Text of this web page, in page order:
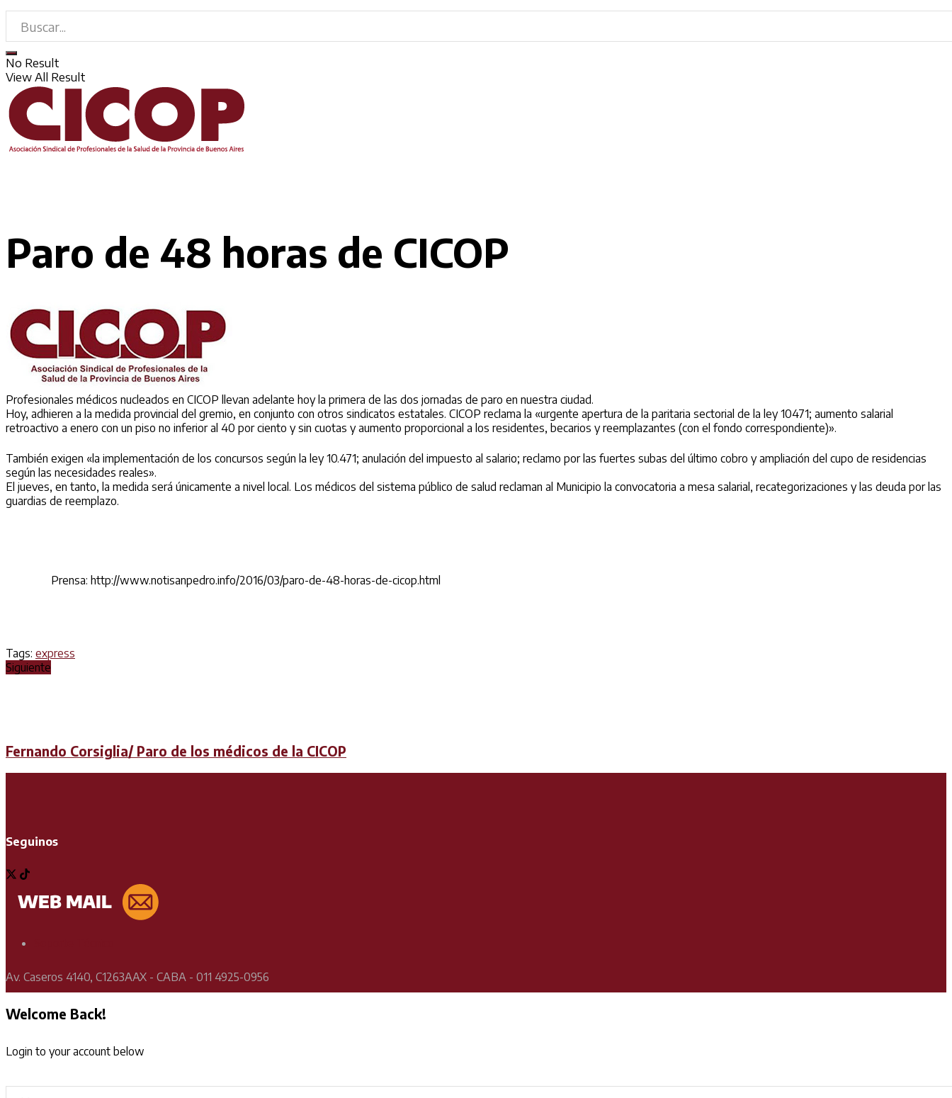
No Result
View All Result
Paro de 48 horas de CICOP
Profesionales médicos nucleados en CICOP llevan adelante hoy la primera de las dos jornadas de paro en nuestra ciudad.
Hoy, adhieren a la medida provincial del gremio, en conjunto con otros sindicatos estatales. CICOP reclama la «urgente apertura de la paritaria sectorial de la ley 10471; aumento salarial
retroactivo a enero con un piso no inferior al 40 por ciento y sin cuotas y aumento proporcional a los residentes, becarios y reemplazantes (con el fondo correspondiente)».
También exigen «la implementación de los concursos según la ley 10.471; anulación del impuesto al salario; reclamo por las fuertes subas del último cobro y ampliación del cupo de residencias
según las necesidades reales».
El jueves, en tanto, la medida será únicamente a nivel local. Los médicos del sistema público de salud reclaman al Municipio la convocatoria a mesa salarial, recategorizaciones y las deuda por las
guardias de reemplazo.
Prensa: http://www.notisanpedro.info/2016/03/paro-de-48-horas-de-cicop.html
Tags: express
Siguiente
Fernando Corsiglia/ Paro de los médicos de la CICOP
Seguinos
Av. Caseros 4140, C1263AAX - CABA - 011 4925-0956
Welcome Back!
Login to your account below